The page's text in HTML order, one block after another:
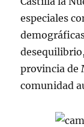
especiales
provincia de
comunidad